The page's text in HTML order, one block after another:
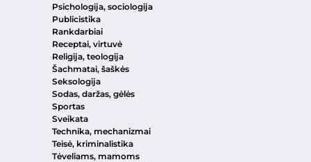
Psichologija, sociologija
Publicistika
Rankdarbiai
Receptai, virtuvė
Religija, teologija
Šachmatai, šaškės
Seksologija
Sodas, daržas, gėlės
Sportas
Sveikata
Technika, mechanizmai
Teisė, kriminalistika
Tėveliams, mamoms